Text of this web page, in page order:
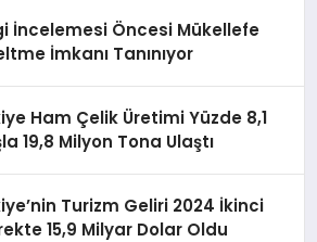
İncelemesi Öncesi Mükellefe
İmkanı Tanınıyor
Ham Çelik Üretimi Yüzde 8,1
19,8 Milyon Tona Ulaştı
Turizm Geliri 2024 İkinci
15,9 Milyar Dolar Oldu